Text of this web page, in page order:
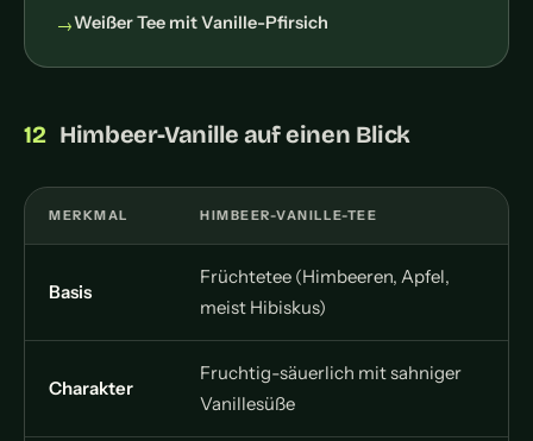
Weißer Tee mit Vanille-Pfirsich
Himbeer-Vanille auf einen Blick
MERKMAL HIMBEER-VANILLE-TEE
Basis
Früchtetee (Himbeeren, Apfel,
meist Hibiskus)
Charakter
Fruchtig-säuerlich mit sahniger
Vanillesüße